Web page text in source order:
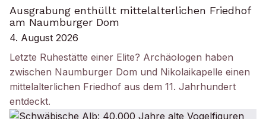
Ausgrabung enthüllt mittelalterlichen Friedhof
am Naumburger Dom
4. August 2026
Letzte Ruhestätte einer Elite? Archäologen haben
zwischen Naumburger Dom und Nikolaikapelle einen
mittelalterlichen Friedhof aus dem 11. Jahrhundert
entdeckt.